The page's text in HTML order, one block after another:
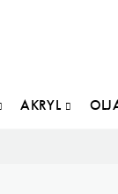
AKRYL